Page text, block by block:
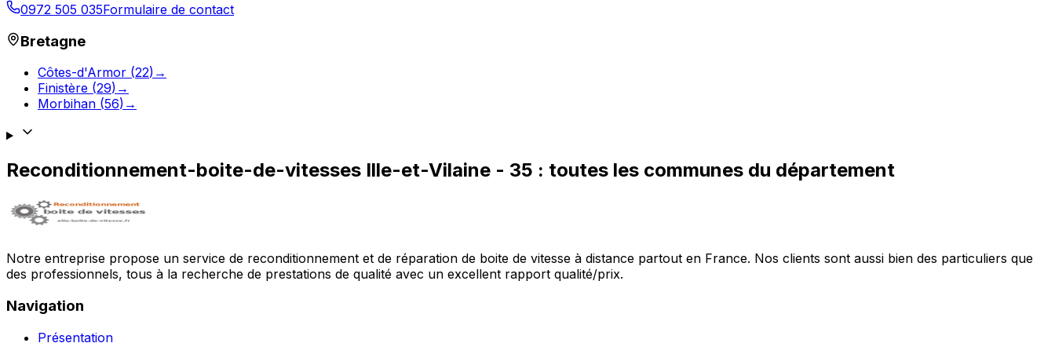
0972 505 035Formulaire de contact
Bretagne
Côtes-d'Armor (22) →
Finistère (29) →
Morbihan (56) →
Reconditionnement-boite-de-vitesses Ille-et-Vilaine - 35 : toutes les communes du département
Notre entreprise propose un service de reconditionnement et de réparation de boite de vitesse à distance partout en France. Nos clients sont aussi bien des particuliers que
des professionnels, tous à la recherche de prestations de qualité avec un excellent rapport qualité/prix.
Navigation
Présentation